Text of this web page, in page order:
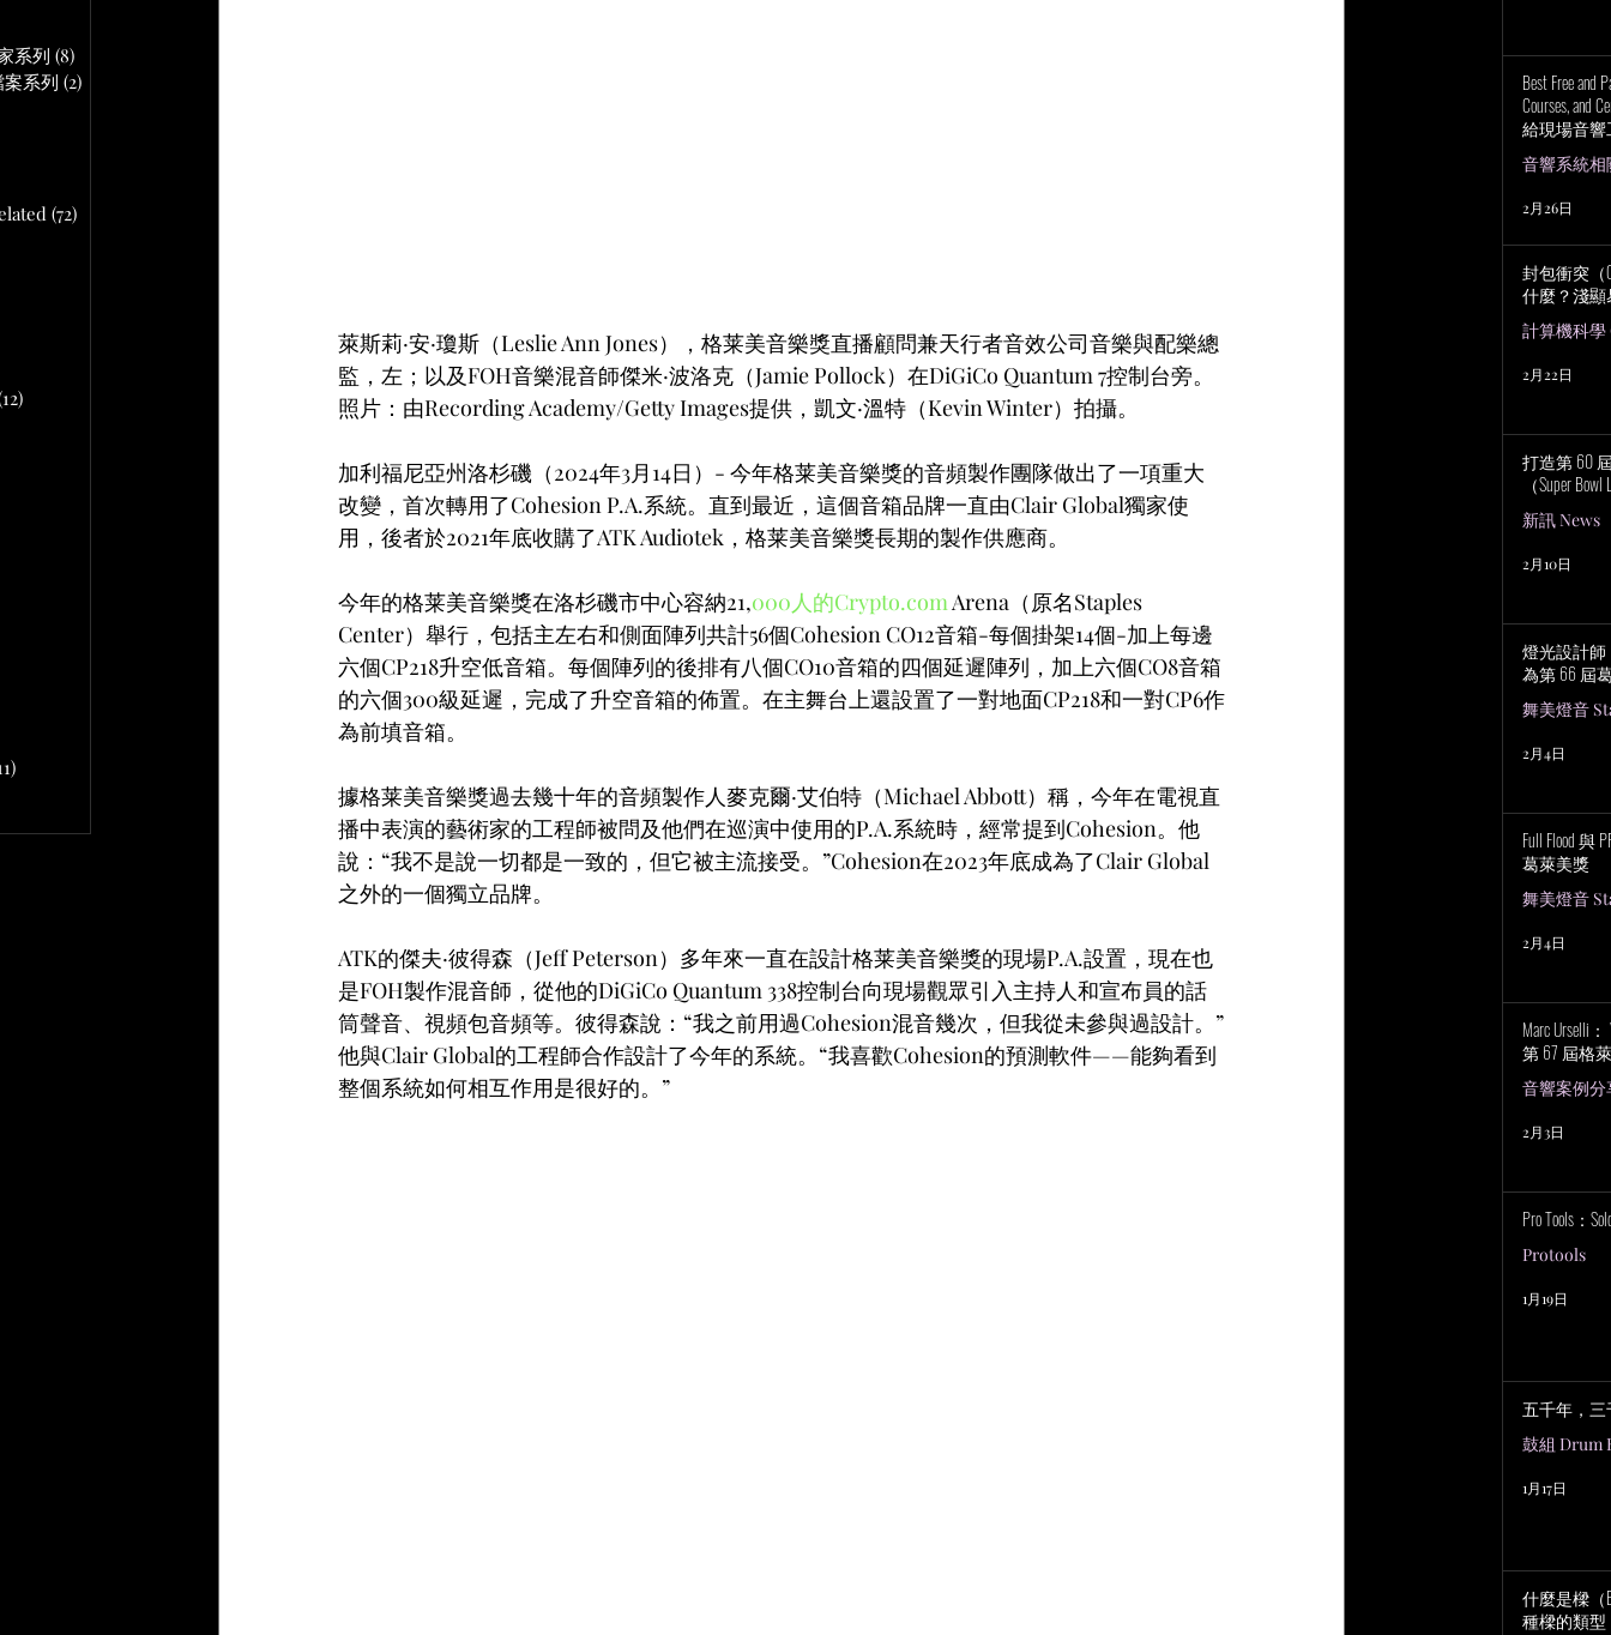
系列 (8)
系列 (2)
(72)
萊斯莉·安·瓊斯（Leslie Ann Jones），格莱美音樂獎直播顧問兼天行者音效公司音樂與配樂總
監，左；以及FOH音樂混音師傑米·波洛克（Jamie Pollock）在DiGiCo Quantum 7控制台旁。
照片：由Recording Academy/Getty Images提供，凱文·溫特（Kevin Winter）拍攝。
加利福尼亞州洛杉磯（2024年3月14日）- 今年格莱美音樂獎的音頻製作團隊做出了一項重大
改變，首次轉用了Cohesion P.A.系統。直到最近，這個音箱品牌一直由Clair Global獨家使
用，後者於2021年底收購了ATK Audiotek，格莱美音樂獎長期的製作供應商。
今年的格莱美音樂獎在洛杉磯市中心容納21,000人的Crypto.com Arena（原名Staples
Center）舉行，包括主左右和側面陣列共計56個Cohesion CO12音箱-每個掛架14個-加上每邊
六個CP218升空低音箱。每個陣列的後排有八個CO10音箱的四個延遲陣列，加上六個CO8音箱
的六個300級延遲，完成了升空音箱的佈置。在主舞台上還設置了一對地面CP218和一對CP6作
為前填音箱。
據格莱美音樂獎過去幾十年的音頻製作人麥克爾·艾伯特（Michael Abbott）稱，今年在電視直
播中表演的藝術家的工程師被問及他們在巡演中使用的P.A.系統時，經常提到Cohesion。他
說：“我不是說一切都是一致的，但它被主流接受。”Cohesion在2023年底成為了Clair Global
之外的一個獨立品牌。
ATK的傑夫·彼得森（Jeff Peterson）多年來一直在設計格莱美音樂獎的現場P.A.設置，現在也
是FOH製作混音師，從他的DiGiCo Quantum 338控制台向現場觀眾引入主持人和宣布員的話
筒聲音、視頻包音頻等。彼得森說：“我之前用過Cohesion混音幾次，但我從未參與過設計。”
他與Clair Global的工程師合作設計了今年的系統。“我喜歡Cohesion的預測軟件——能夠看到
整個系統如何相互作用是很好的。”
Best Free and
Courses, and
給現場音
上培訓研
音響系統相
2月26日
封包衝突（
什麼？淺
計算機科學
2月22日
打造第 60
（Super
新訊 News
2月10日
燈光設計師
為第 66 屆
舞美燈音
2月4日
Full Flood 與
葛萊美獎
舞美燈音
2月4日
Marc Urselli
第 67 屆格
音響案例分
2月3日
Pro Tools：
Protools
1月19日
五千年，
鼓組 Drum
1月17日
什麼是樑（
種樑的類型